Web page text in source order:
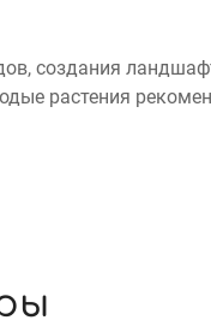
создания
растения